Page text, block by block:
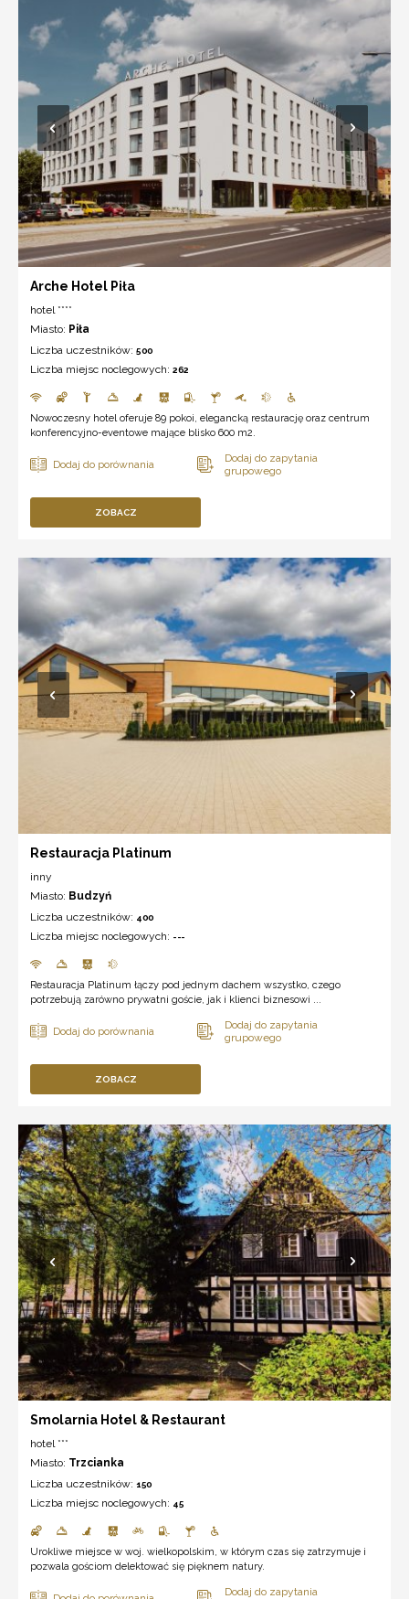
Arche Hotel Piła
hotel ****
Miasto: Piła
Liczba uczestników: 500
Liczba miejsc noclegowych: 262
Nowoczesny hotel oferuje 89 pokoi, elegancką restaurację oraz centrum
konferencyjno-eventowe mające blisko 600 m2.
ZOBACZ
Restauracja Platinum
inny
Miasto: Budzyń
Liczba uczestników: 400
Liczba miejsc noclegowych: ---
Restauracja Platinum łączy pod jednym dachem wszystko, czego
potrzebują zarówno prywatni goście, jak i klienci biznesowi ...
ZOBACZ
Smolarnia Hotel & Restaurant
hotel ***
Miasto: Trzcianka
Liczba uczestników: 150
Liczba miejsc noclegowych: 45
Urokliwe miejsce w woj. wielkopolskim, w którym czas się zatrzymuje i
pozwala gościom delektować się pięknem natury.